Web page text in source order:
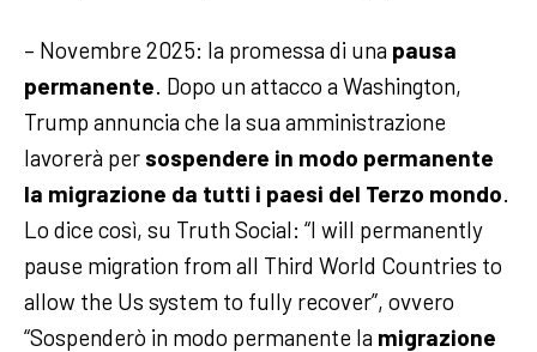
– Novembre 2025: la promessa di una pausa
permanente . Dopo un attacco a Washington,
Trump annuncia che la sua amministrazione
lavorerà per sospendere in modo permanente
la migrazione da tutti i paesi del Terzo mondo
Lo dice così, su Truth Social: “I will permanently
pause migration from all Third World Countries to
allow the Us system to fully recover”, ovvero
“Sospenderò in modo permanente la migrazione